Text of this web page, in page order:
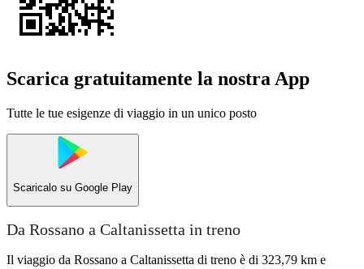
Scarica gratuitamente la nostra App
Tutte le tue esigenze di viaggio in un unico posto
Scaricalo su Google Play
Da Rossano a Caltanissetta in treno
Il viaggio da Rossano a Caltanissetta di treno è di 323,79 km e